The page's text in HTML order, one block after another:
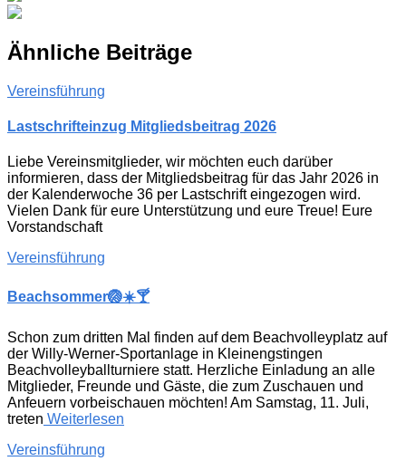
Ähnliche Beiträge
Vereinsführung
Lastschrifteinzug Mitgliedsbeitrag 2026
Liebe Vereinsmitglieder, wir möchten euch darüber
informieren, dass der Mitgliedsbeitrag für das Jahr 2026 in
der Kalenderwoche 36 per Lastschrift eingezogen wird.
Vielen Dank für eure Unterstützung und eure Treue! Eure
Vorstandschaft
Vereinsführung
Beachsommer🏐☀️🍸
Schon zum dritten Mal finden auf dem Beachvolleyplatz auf
der Willy-Werner-Sportanlage in Kleinengstingen
Beachvolleyballturniere statt. Herzliche Einladung an alle
Mitglieder, Freunde und Gäste, die zum Zuschauen und
Anfeuern vorbeischauen möchten! Am Samstag, 11. Juli,
treten Weiterlesen
Vereinsführung